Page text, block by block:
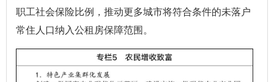
职工社会保险比例，推动更多城市将符合条件的未落户
常住人口纳入公租房保障范围。